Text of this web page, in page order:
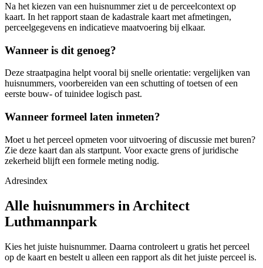
Na het kiezen van een huisnummer ziet u de perceelcontext op
kaart. In het rapport staan de kadastrale kaart met afmetingen,
perceelgegevens en indicatieve maatvoering bij elkaar.
Wanneer is dit genoeg?
Deze straatpagina helpt vooral bij snelle orientatie: vergelijken van
huisnummers, voorbereiden van een schutting of toetsen of een
eerste bouw- of tuinidee logisch past.
Wanneer formeel laten inmeten?
Moet u het perceel opmeten voor uitvoering of discussie met buren?
Zie deze kaart dan als startpunt. Voor exacte grens of juridische
zekerheid blijft een formele meting nodig.
Adresindex
Alle huisnummers in Architect
Luthmannpark
Kies het juiste huisnummer. Daarna controleert u gratis het perceel
op de kaart en bestelt u alleen een rapport als dit het juiste perceel is.